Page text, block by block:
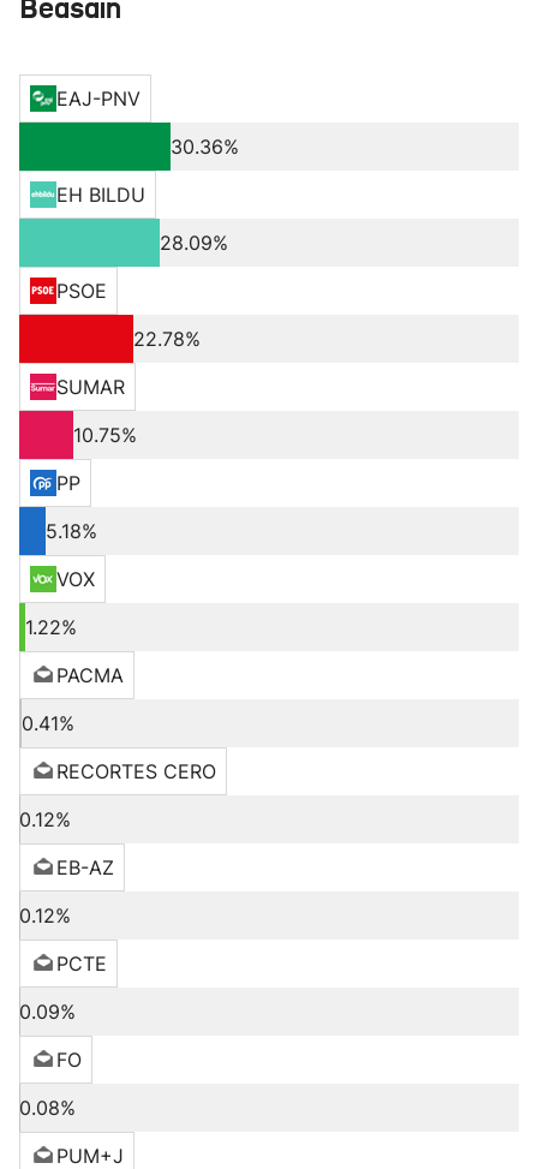
Beasain
EAJ-PNV
30.36%
EH BILDU
28.09%
PSOE
22.78%
SUMAR
10.75%
PP
5.18%
VOX
1.22%
PACMA
0.41%
RECORTES CERO
0.12%
EB-AZ
0.12%
PCTE
0.09%
FO
0.08%
PUM+J